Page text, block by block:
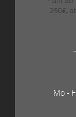
250€,
Mo -